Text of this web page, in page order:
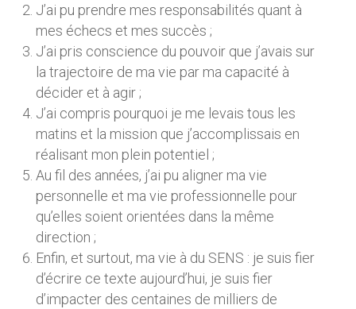
J’ai pu prendre mes responsabilités quant à
mes échecs et mes succès ;
J’ai pris conscience du pouvoir que j’avais sur
la trajectoire de ma vie par ma capacité à
décider et à agir ;
J’ai compris pourquoi je me levais tous les
matins et la mission que j’accomplissais en
réalisant mon plein potentiel ;
Au fil des années, j’ai pu aligner ma vie
personnelle et ma vie professionnelle pour
qu’elles soient orientées dans la même
direction ;
Enfin, et surtout, ma vie à du SENS : je suis fier
d’écrire ce texte aujourd’hui, je suis fier
d’impacter des centaines de milliers de